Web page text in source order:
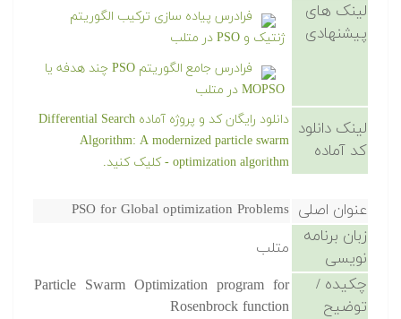
لینک های
پیشنهادی
فرادرس پیاده سازی ترکیب الگوریتم
ژنتیک و PSO در متلب
فرادرس جامع الگوریتم PSO چند هدفه یا
MOPSO در متلب
لینک دانلود
کد آماده
دانلود رایگان کد و پروژه آماده Differential Search
Algorithm: A modernized particle swarm
optimization algorithm - کلیک کنید.
عنوان اصلی PSO for Global optimization Problems
زبان برنامه
نویسی
متلب
چکیده /
توضیح
Particle Swarm Optimization program for
Rosenbrock function